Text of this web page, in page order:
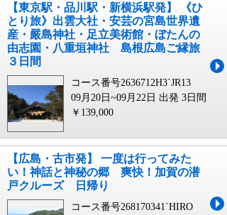
【東京駅・品川駅・新横浜駅発】 《ひ
とり旅》出雲大社・安芸の宮島世界遺
産・嚴島神社・足立美術館・ぼたんの
由志園・八重垣神社 島根広島ご縁旅
３日間
コース番号2636712H3`JR13
09月20日~09月22日 出発 3日間
￥139,000
【広島・古市発】 一度は行ってみた
い！神話と神秘の郷 爽快！加賀の潜
戸クルーズ 日帰り
コース番号268170341`HIRO